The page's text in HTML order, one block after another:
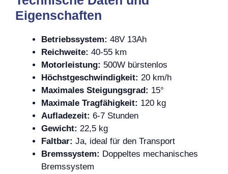
Eigenschaften
Betriebssystem: 48V 13Ah
Reichweite: 40-55 km
Motorleistung: 500W bürstenlos
Höchstgeschwindigkeit: 20 km/h
Maximales Steigungsgrad: 15°
Maximale Tragfähigkeit: 120 kg
Aufladezeit: 6-7 Stunden
Gewicht: 22,5 kg
Faltbar: Ja, ideal für den Transport
Bremssystem: Doppeltes mechanisches
Bremssystem